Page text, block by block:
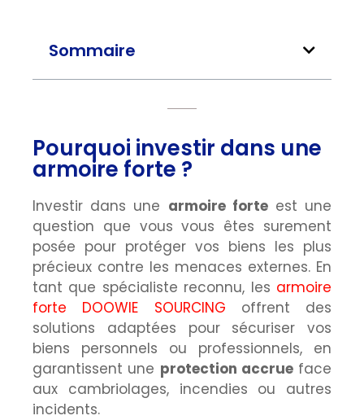
Sommaire
Pourquoi investir dans une
armoire forte ?
Investir dans une armoire forteest une
question que vous vous êtes surement
posée pour protéger vos biens les plus
précieux contre les menaces externes. En
tant que spécialiste reconnu, les armoire
forte DOOWIE SOURCING offrent des
solutions adaptées pour sécuriser vos
biens personnels ou professionnels, en
garantissent une protection accrueface
aux cambriolages, incendies ou autres
incidents.